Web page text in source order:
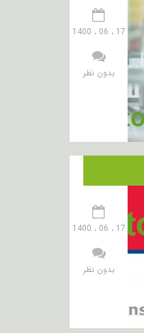
17 ، 06 ، 1400
بدون نظر
17 ، 06 ، 1400
بدون نظر